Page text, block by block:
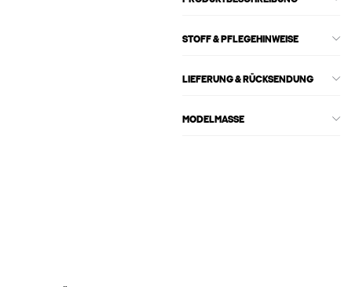
STOFF & PFLEGEHINWEISE
LIEFERUNG & RÜCKSENDUNG
MODELMASSE